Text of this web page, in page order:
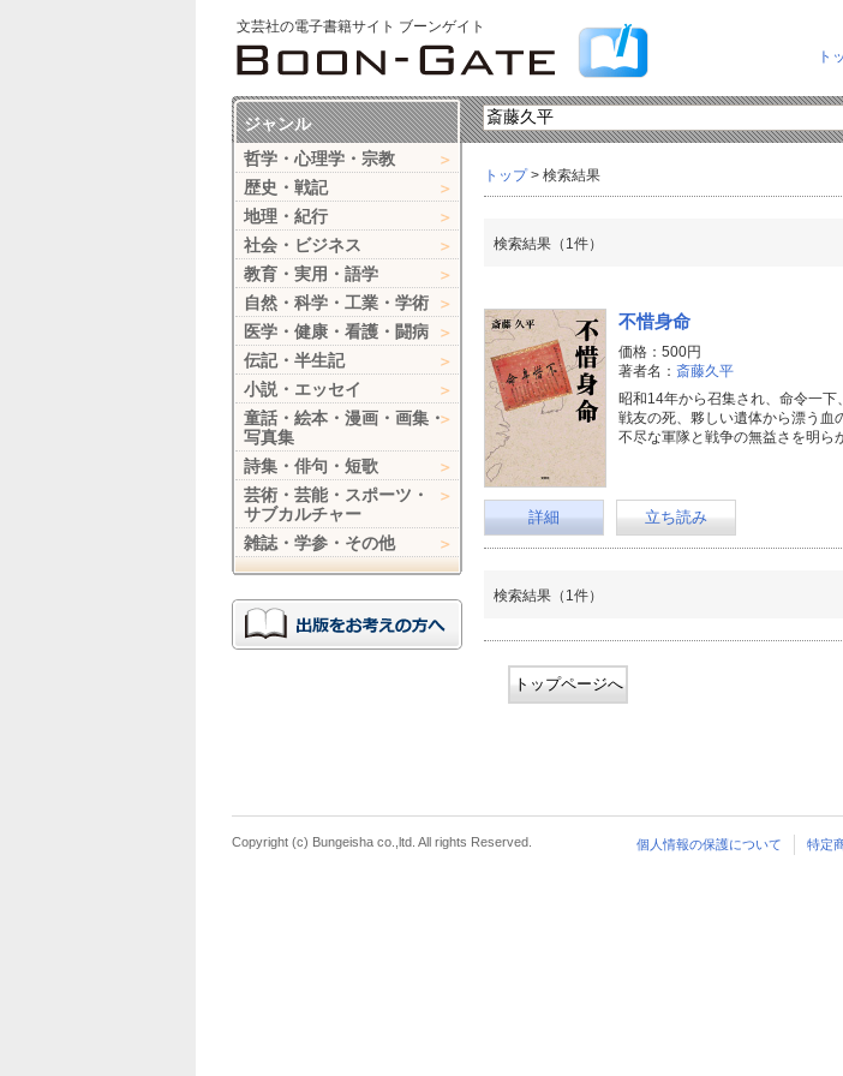
文芸社の電子書籍サイト ブーンゲイト
ト
トップ> 検索結果
検索結果（1件）
不惜身命
価格：500円
著者名： 斎藤久平
昭和14年から召集され、命令一下
戦友の死、夥しい遺体から漂う血
不尽な軍隊と戦争の無益さを明ら
詳細 立ち読み
検索結果（1件）
トップページへ
ジャンル
哲学・心理学・宗教
歴史・戦記
地理・紀行
社会・ビジネス
教育・実用・語学
自然・科学・工業・学術
医学・健康・看護・闘病
伝記・半生記
小説・エッセイ
童話・絵本・漫画・画集・
写真集
詩集・俳句・短歌
芸術・芸能・スポーツ・
サブカルチャー
雑誌・学参・その他
個人情報の保護について 特定
Copyright (c) Bungeisha co.,ltd. All rights Reserved.